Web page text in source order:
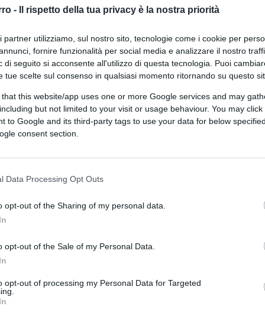
- Il rispetto della tua privacy è la nostra priorità
partner utilizziamo, sul nostro sito, tecnologie come i cookie per
fornire funzionalità per social media e analizzare il nostro
di seguito si acconsente all'utilizzo di questa tecnologia. Puoi
tue scelte sul consenso in qualsiasi momento ritornando su questo
that this website/app uses one or more Google services and may
but not limited to your visit or usage behaviour. You may
to Google and its third-party tags to use your data for below
consent section.
Data Processing Opt Outs
opt-out of the Sharing of my personal data.
opt-out of the Sale of my Personal Data.
opt-out of processing my Personal Data for Targeted
da ultima quella rilasciata aDer Spiegel,
Germaniaenergeticamente dipendente
non aver cambiato rotta neppure nel
ormai erano
europea e la Nato.
il generale
pubblicamente che il suo
essere più in grado di respingere un